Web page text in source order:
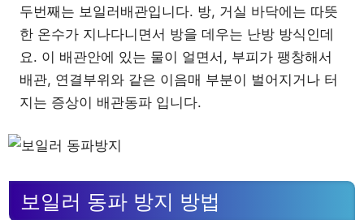
두번째는 보일러배관입니다. 방, 거실 바닥에는 따뜻
한 온수가 지나다니면서 방을 데우는 난방 방식인데
요. 이 배관안에 있는 물이 얼면서, 부피가 팽창해서
배관, 연결부위와 같은 이음매 부분이 벌어지거나 터
지는 증상이 배관동파 입니다.
보일러 동파 방지 방법